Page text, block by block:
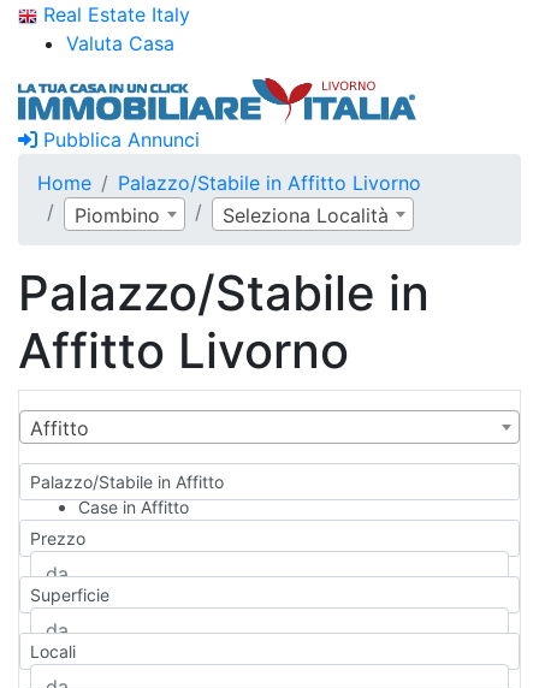
Real Estate Italy
Valuta Casa
Pubblica Annunci
Home
Palazzo/Stabile in Affitto Livorno
Piombino
Seleziona Località
Palazzo/Stabile in
Affitto Livorno
Affitto
Palazzo/Stabile in Affitto
Case in Affitto
Qualsiasi
Appartamento
Casa indipendente
Casa Semi-indipendente
Attico/Mansarda
Prezzo
Superficie
Locali